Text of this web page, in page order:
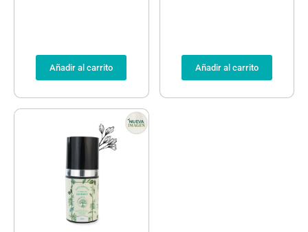
Añadir al carrito Añadir al carrito